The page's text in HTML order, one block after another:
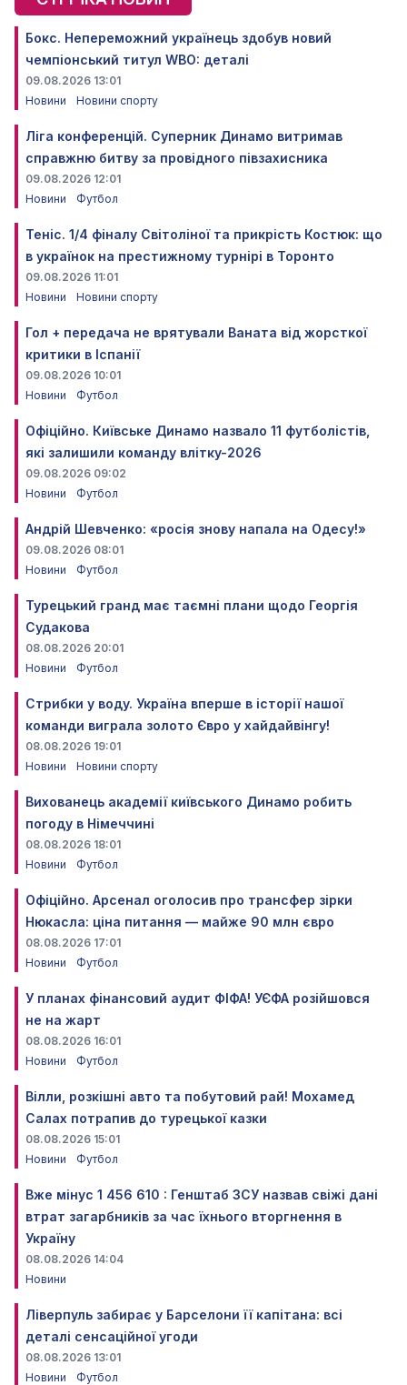
Бокс. Непереможний українець здобув новий
чемпіонський титул WBO: деталі
09.08.2026 13:01
Новини
Новини спорту
Ліга конференцій. Суперник Динамо витримав
справжню битву за провідного півзахисника
09.08.2026 12:01
Новини
Футбол
Теніс. 1/4 фіналу Світоліної та прикрість Костюк: що
в українок на престижному турнірі в Торонто
09.08.2026 11:01
Новини
Новини спорту
Гол + передача не врятували Ваната від жорсткої
критики в Іспанії
09.08.2026 10:01
Новини
Футбол
Офіційно. Київське Динамо назвало 11 футболістів,
які залишили команду влітку-2026
09.08.2026 09:02
Новини
Футбол
Андрій Шевченко: «росія знову напала на Одесу!»
09.08.2026 08:01
Новини
Футбол
Турецький гранд має таємні плани щодо Георгія
Судакова
08.08.2026 20:01
Новини
Футбол
Стрибки у воду. Україна вперше в історії нашої
команди виграла золото Євро у хайдайвінгу!
08.08.2026 19:01
Новини
Новини спорту
Вихованець академії київського Динамо робить
погоду в Німеччині
08.08.2026 18:01
Новини
Футбол
Офіційно. Арсенал оголосив про трансфер зірки
Нюкасла: ціна питання — майже 90 млн євро
08.08.2026 17:01
Новини
Футбол
У планах фінансовий аудит ФІФА! УЄФА розійшовся
не на жарт
08.08.2026 16:01
Новини
Футбол
Вілли, розкішні авто та побутовий рай! Мохамед
Салах потрапив до турецької казки
08.08.2026 15:01
Новини
Футбол
Вже мінус 1 456 610 : Генштаб ЗСУ назвав свіжі дані
втрат загарбників за час їхнього вторгнення в
Україну
08.08.2026 14:04
Новини
Ліверпуль забирає у Барселони її капітана: всі
деталі сенсаційної угоди
08.08.2026 13:01
Новини
Футбол